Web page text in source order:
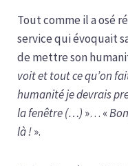
Tout comme il a osé
service qui évoquait
de mettre son
voit et tout ce qu’on
humanité je devrais
la fenêtre (…) »… «
là !».